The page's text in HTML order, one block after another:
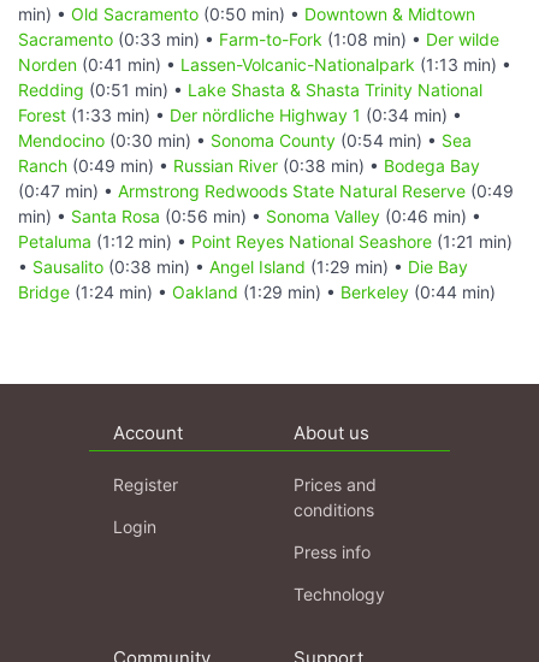
min) • Old Sacramento (0:50 min) • Downtown & Midtown
Sacramento (0:33 min) • Farm-to-Fork (1:08 min) • Der wilde
Norden (0:41 min) • Lassen-Volcanic-Nationalpark (1:13 min) •
Redding (0:51 min) • Lake Shasta & Shasta Trinity National
Forest (1:33 min) • Der nördliche Highway 1 (0:34 min) •
Mendocino (0:30 min) • Sonoma County (0:54 min) • Sea
Ranch (0:49 min) • Russian River (0:38 min) • Bodega Bay
(0:47 min) • Armstrong Redwoods State Natural Reserve (0:49
min) • Santa Rosa (0:56 min) • Sonoma Valley (0:46 min) •
Petaluma (1:12 min) • Point Reyes National Seashore (1:21 min)
• Sausalito (0:38 min) • Angel Island (1:29 min) • Die Bay
Bridge (1:24 min) • Oakland (1:29 min) • Berkeley (0:44 min)
Account
Register
Login
About us
Prices and
conditions
Press info
Technology
Community Support